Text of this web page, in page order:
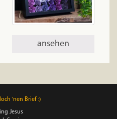
ansehen
'nen Brief :)
Jesus